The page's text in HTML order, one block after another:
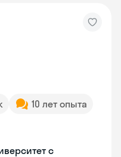
10 лет опыта
с